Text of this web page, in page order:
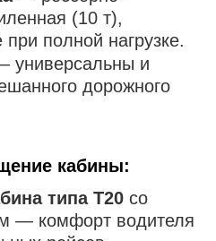
(10 т),
полной нагрузке.
универсальны и
дорожного
кабины:
типа T20 со
— комфорт водителя